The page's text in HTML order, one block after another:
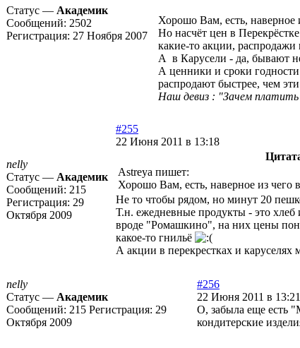
Статус — Академик
Сообщений: 2502
Регистрация: 27 Ноября 2007
Хорошо Вам, есть, наверное
Но насчёт цен в
какие-то акции, распродажи
А в Карусели - да, бывают
А ценники и сроки
распродают быстрее, чем
Наш девиз : "Зачем
nelly
Статус — Академик
Сообщений: 215
Регистрация: 29
Октября 2009
#255
22 Июня 2011 в 13:18
Astreya пишет:
Хорошо Вам, есть, наверное из
Не то чтобы рядом, но минут 20
Т.н. ежедневные продукты - это хлеб
вроде "Ромашкино", на них цены
какое-то гнильё
А акции в перекрестках и каруселях
nelly
Статус — Академик
Сообщений: 215 Регистрация: 29
Октября 2009
#256
22 Июня 2011 в 13:21
О, забыла еще есть
кондитерские